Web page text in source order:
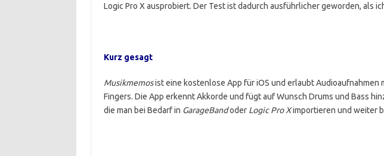
Logic Pro X ausprobiert. Der Test ist dadurch ausführlicher geworden, als
Kurz gesagt
Musikmemosist eine kostenlose App für iOS und erlaubt Audioaufnahmen
Fingers. Die App erkennt Akkorde und fügt auf Wunsch Drums und Bass
die man bei Bedarf in GarageBandoder Logic Pro Ximportieren und weiter